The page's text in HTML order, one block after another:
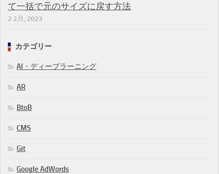
て一括で元のサイズに戻す方法
2 2月, 2023
カテゴリー
AI・ディープラーニング
AR
BtoB
CMS
Git
Google AdWords